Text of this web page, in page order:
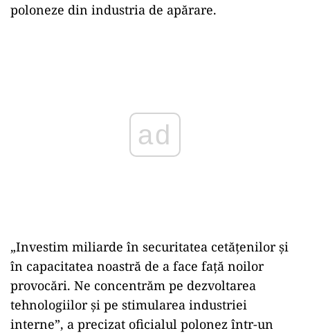
poloneze din industria de apărare.
„Investim miliarde în securitatea cetățenilor și
în capacitatea noastră de a face față noilor
provocări. Ne concentrăm pe dezvoltarea
tehnologiilor și pe stimularea industriei
interne”, a precizat oficialul polonez într-un